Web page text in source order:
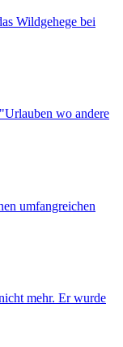
Wildgehege bei
wo andere
umfangreichen
mehr. Er wurde